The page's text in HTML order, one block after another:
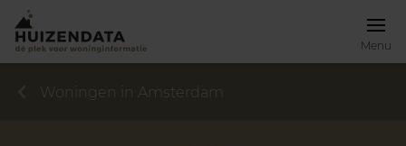
Menu
Woningen in Amsterdam